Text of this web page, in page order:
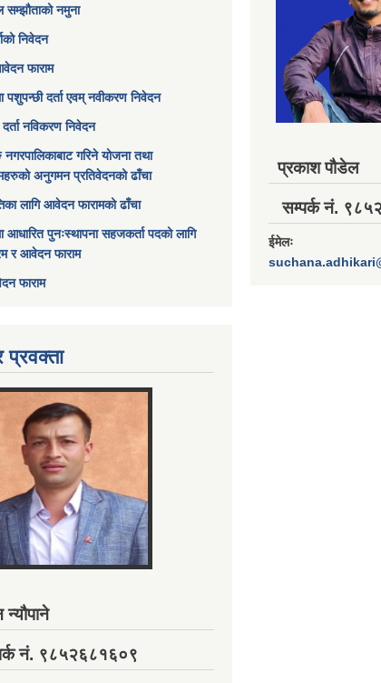
सम्झौताको नमुना
निवेदन
फाराम
पशुपन्छी दर्ता एवम् नवीकरण निवेदन
नविकरण निवेदन
गरिने योजना तथा
अनुगमन प्रतिवेदनको ढाँचा
लागि आवेदन फारामको ढाँचा
आधारित पुनःस्थापना सहजकर्ता पदको लागि
र आवेदन फाराम
फाराम
प्रवक्ता
न्यौपाने
नं. ९८५२६८१६०९
प्रकाश पौडेल
सम्पर्क नं.
ईमेलः